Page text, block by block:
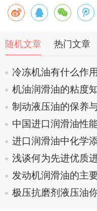
随机文章 热门文章
冷冻机油有什么作
机油润滑油的粘度
制动液压油的保养
中国进口润滑油性
进口润滑油中化学
浅谈何为先进优质
发动机润滑油的主
极压抗磨剂液压油